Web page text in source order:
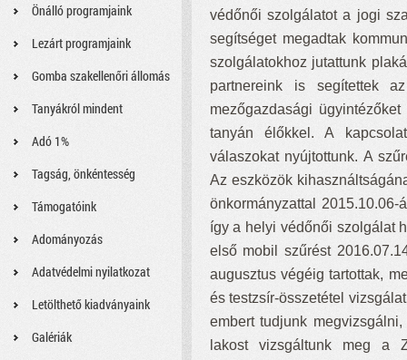
Önálló programjaink
Lezárt programjaink
Gomba szakellenőri állomás
Tanyákról mindent
Adó 1%
Tagság, önkéntesség
Támogatóink
Adományozás
Adatvédelmi nyilatkozat
Letölthető kiadványaink
Galériák
védőnői szolgálatot a jogi
segítséget megadtak
szolgálatokhoz jutattunk
partnereink is segítettek
mezőgazdasági
tanyán élőkkel. A
válaszokat nyújtottunk. A
Az eszközök
önkormányzattal
így a helyi védőnői szolgálat
első mobil szűrést
augusztus végéig tartottak,
és testzsír-összetétel
embert tudjunk
lakost vizsgáltunk meg a